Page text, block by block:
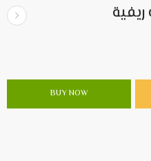
BUY NOW